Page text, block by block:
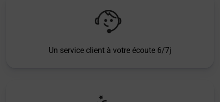
Un service client à votre écoute 6/7j